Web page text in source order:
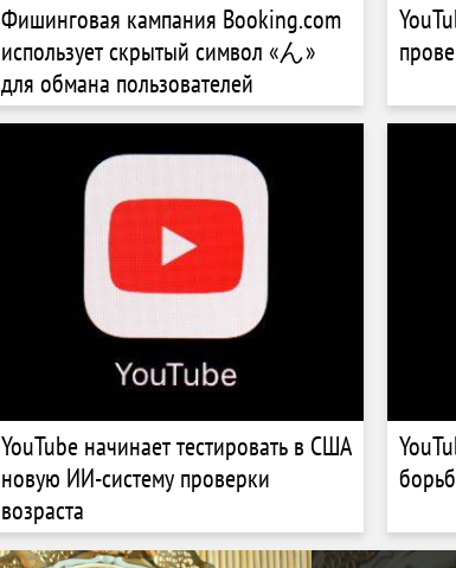
Фишинговая кампания Booking.com
использует скрытый символ «ん»
для обмана пользователей
YouTube начинает тестировать в США
новую ИИ-систему проверки
возраста